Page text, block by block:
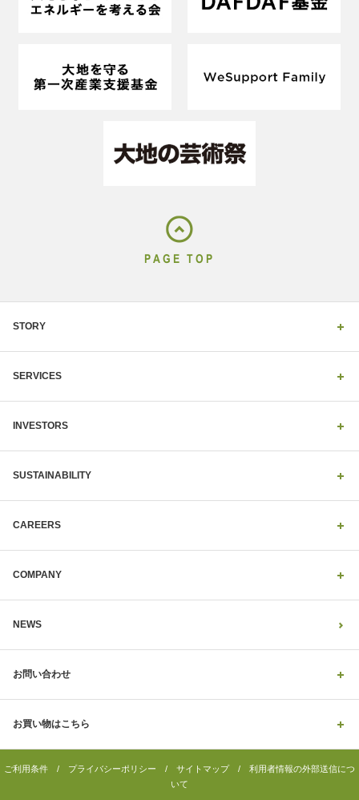
PAGE TOP
STORY
SERVICES
INVESTORS
SUSTAINABILITY
CAREERS
COMPANY
NEWS
お問い合わせ
お買い物はこちら
ご利用条件 / プライバシーポリシー / サイトマップ / 利用者情報の外部送信につ
いて